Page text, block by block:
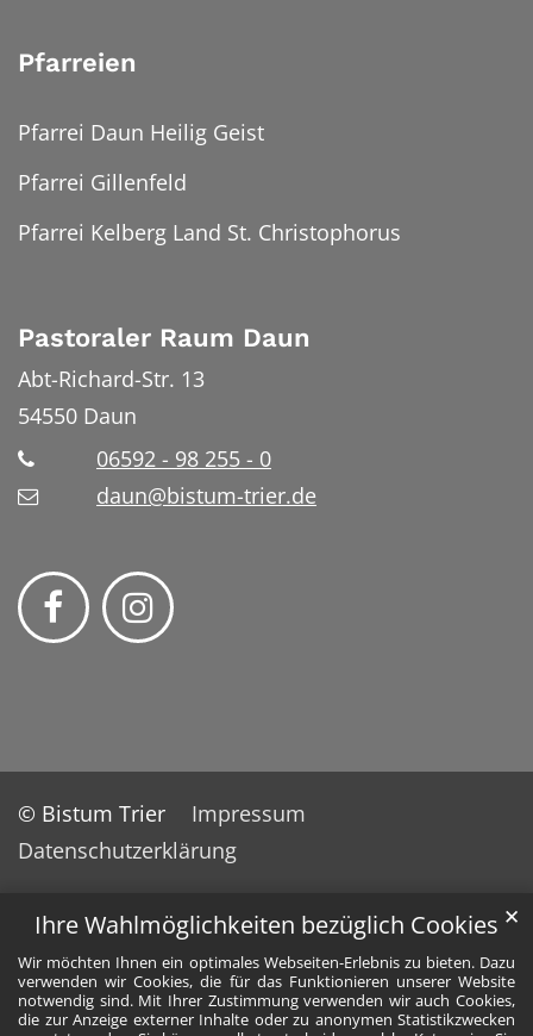
Ihre Wahlmöglichkeiten bezüglich Cookies
Wir möchten Ihnen ein optimales Webseiten-Erlebnis zu bieten. Dazu
verwenden wir Cookies, die für das Funktionieren unserer Website
notwendig sind. Mit Ihrer Zustimmung verwenden wir auch Cookies,
die zur Anzeige externer Inhalte oder zu anonymen Statistikzwecken
✕
Pfarreien
Pfarrei Daun Heilig Geist
Pfarrei Gillenfeld
Pfarrei Kelberg Land St. Christophorus
Pastoraler Raum Daun
Abt-Richard-Str. 13
54550 Daun
06592 - 98 255 - 0
daun@bistum-trier.de
© Bistum Trier
Impressum
Datenschutzerklärung